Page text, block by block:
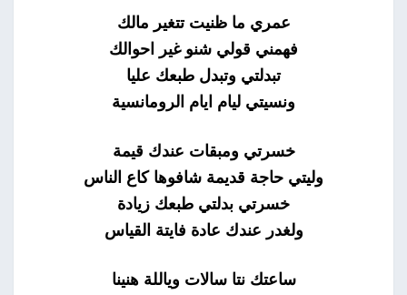
عمري ما ظنيت تتغير مالك
فهمني قولي شنو غير احوالك
تبدلتي وتبدل طبعك عليا
ونسيتي ليام ايام الرومانسية
خسرتي ومبقات عندك قيمة
وليتي حاجة قديمة شافوها كاع الناس
خسرتي بدلتي طبعك زيادة
ولغدر عندك عادة فايتة القياس
ساعتك نتا سالات وياللة هنينا